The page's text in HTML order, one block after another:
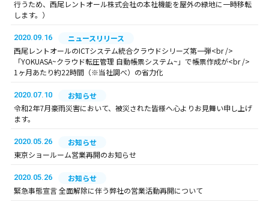
行うため、西尾レントオール株式会社の本社機能を屋外の緑地に一時移転
します。）
2020.09.16
ニュースリリース
西尾レントオールのICTシステム統合クラウドシリーズ第一弾<br />
「YOKUASA~クラウド転圧管理 自動帳票システム~」で帳票作成が<br />
1ヶ月あたり約22時間（※当社調べ）の省力化
2020.07.10
お知らせ
令和2年7月豪雨災害において、被災された皆様へ心よりお見舞い申し上げ
ます。
2020.05.26
お知らせ
東京ショールーム営業再開のお知らせ
2020.05.26
お知らせ
緊急事態宣言 全面解除に伴う弊社の営業活動再開について